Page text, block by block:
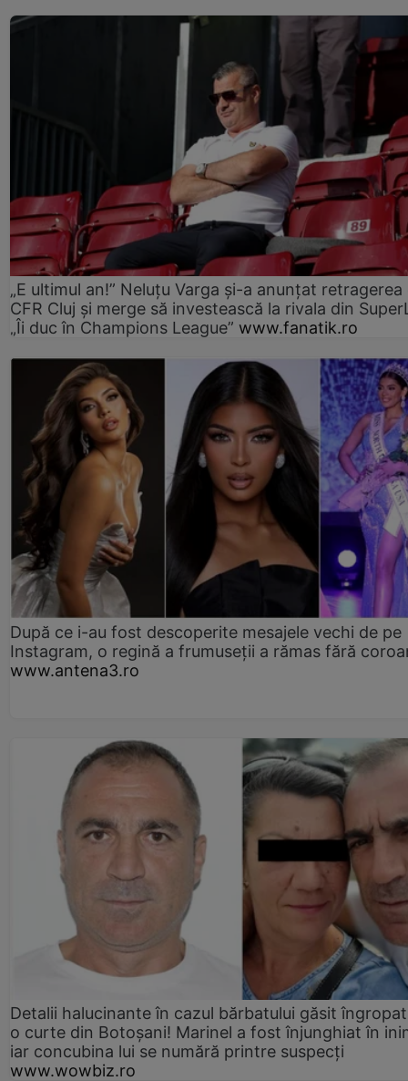
„E ultimul an!” Neluțu Varga și-a anunțat retragerea
CFR Cluj și merge să investească la rivala din
„Îi duc în Champions League” www.fanatik.ro
După ce i-au fost descoperite mesajele vechi de pe
Instagram, o regină a frumuseții a rămas fără
www.antena3.ro
Detalii halucinante în cazul bărbatului găsit
o curte din Botoșani! Marinel a fost înjunghiat în
iar concubina lui se numără printre suspecți
www.wowbiz.ro